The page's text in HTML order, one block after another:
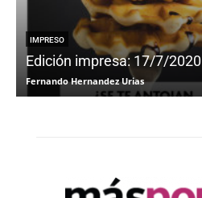
IMPRESO
Edición impresa: 17/7/2020
Fernando Hernandez Urias